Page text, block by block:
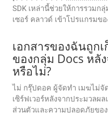
SDK เหล่านี้ช่วยให้การรวมก
เซอร์ คลาวด์ เข้าโปรแกรมข
เอกสารของฉันถูก
ของกลุ่ม Docs หลั
หรือไม่?
ไม่ กรุ๊ปดอค ผู้จัดทํา เมฆไม่จั
เซิร์ฟเวอร์หลังจากประมวลผ
ส่วนตัวและความปลอดภัยขอ